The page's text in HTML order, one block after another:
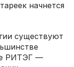
начнется
существуют
РИТЭГ —